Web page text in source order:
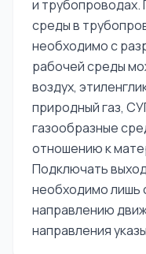
и
среды в
необходимо с
рабочей среды
воздух,
природный газ,
газообразные
отношению к
Подключать
необходимо лишь
направлению
направления